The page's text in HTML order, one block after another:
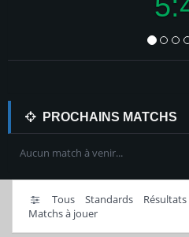
PROCHAINS MATCHS
Aucun match à venir...
Tous Standards Résultats
Matchs à jouer